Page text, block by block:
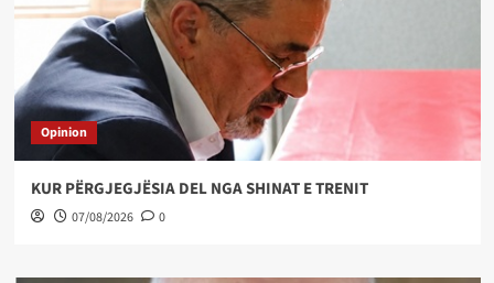
Opinion
KUR PËRGJEGJËSIA DEL NGA SHINAT E TRENIT
07/08/2026 0